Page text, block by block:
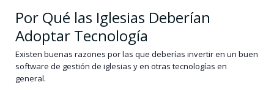
Por Qué las Iglesias Deberían
Adoptar Tecnología
Existen buenas razones por las que deberías invertir en un buen
software de gestión de iglesias y en otras tecnologías en
general.